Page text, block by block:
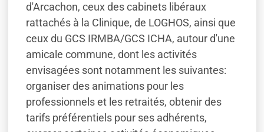
d'Arcachon, ceux des cabinets libéraux
rattachés à la Clinique, de LOGHOS, ainsi que
ceux du GCS IRMBA/GCS ICHA, autour d'une
amicale commune, dont les activités
envisagées sont notamment les suivantes:
organiser des animations pour les
professionnels et les retraités, obtenir des
tarifs préférentiels pour ses adhérents,